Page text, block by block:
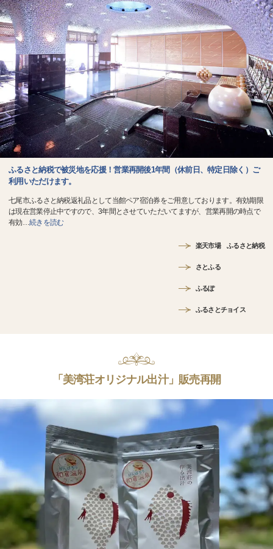
ふるさと納税で被災地を応援！営業再開後1年間（休前日、特定日除く）ご
利用いただけます。
七尾市ふるさと納税返礼品として当館ペア宿泊券をご用意しております。有効期限
は現在営業停止中ですので、3年間とさせていただいてますが、営業再開の時点で
有効…続きを読む
楽天市場 ふるさと納税
さとふる
ふるぽ
ふるさとチョイス
「美湾荘オリジナル出汁」販売再開